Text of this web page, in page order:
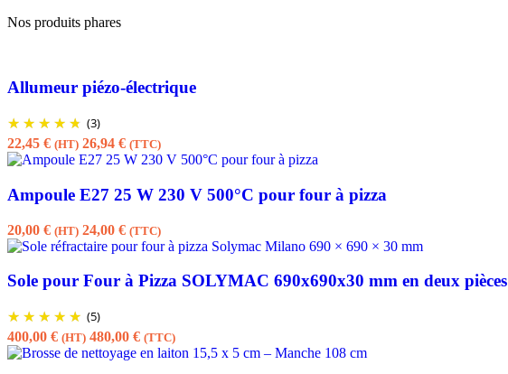
Nos produits phares
Allumeur piézo-électrique
(3)
22,45 € (HT) 26,94 € (TTC)
Ampoule E27 25 W 230 V 500°C pour four à pizza
20,00 € (HT) 24,00 € (TTC)
Sole pour Four à Pizza SOLYMAC 690x690x30 mm en deux pièces
(5)
400,00 € (HT) 480,00 € (TTC)